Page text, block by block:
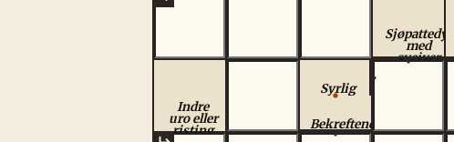
Sjøpattedyr
med
sveiver
Indre
uro eller
risting
Syrlig
smak
Bekreftende
svar